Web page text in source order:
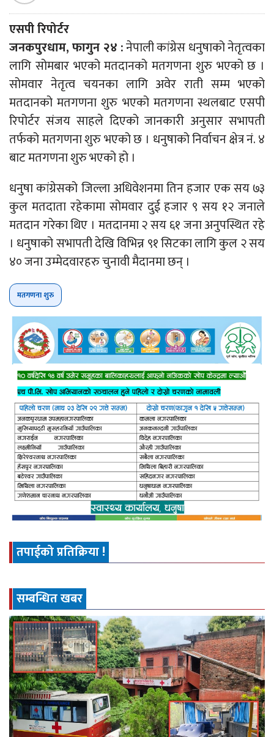
एसपी रिपोर्टर
जनकपुरधाम, फागुन २४ :नेपाली कांग्रेस धनुषाको नेतृत्वका
लागि सोमबार भएको मतदानको मतगणना शुरु भएको छ ।
सोमवार नेतृत्व चयनका लागि अवेर राती सम्म भएको
मतदानको मतगणना शुरु भएको मतगणना स्थलबाट एसपी
रिपोर्टर संजय साहले दिएको जानकारी अनुसार सभापती
तर्फको मतगणना शुरु भएको छ । धनुषाको निर्वाचन क्षेत्र नं. ४
बाट मतगणना शुरु भएको हो ।
धनुषा कांग्रेसको जिल्ला अधिवेशनमा तिन हजार एक सय ७३
कुल मतदाता रहेकामा सोमवार दुई हजार ९ सय १२ जनाले
मतदान गरेका थिए । मतदानमा २ सय ६१ जना अनुपस्थित रहे
। धनुषाको सभापती देखि विभिन्न ९१ सिटका लागि कुल २ सय
४० जना उम्मेदवारहरु चुनावी मैदानमा छन् ।
मतगणना शुरु
तपाईको प्रतिक्रिया !
सम्बन्धित खबर